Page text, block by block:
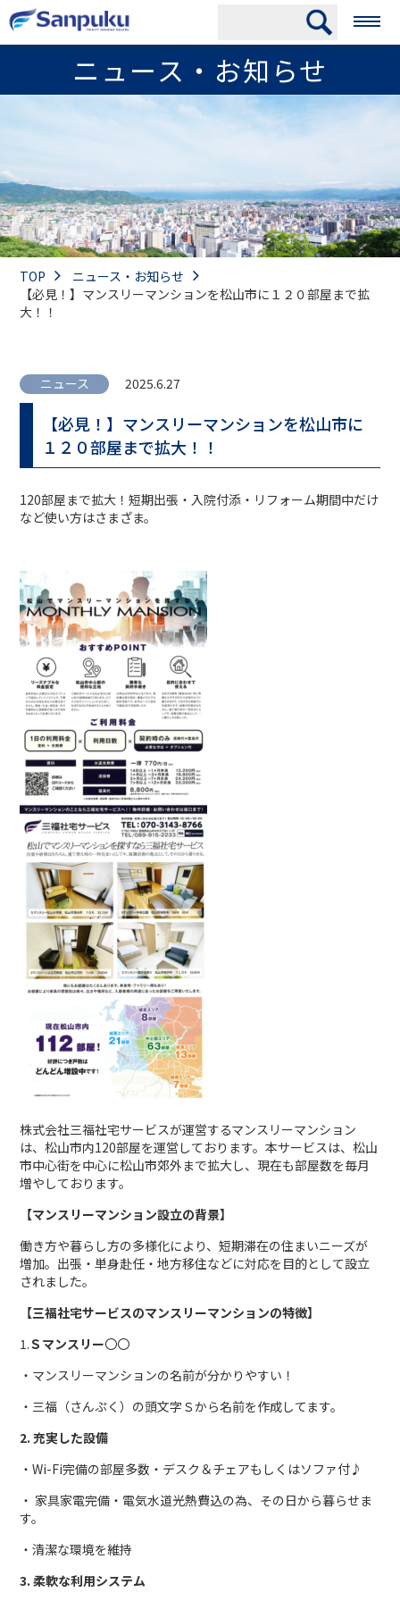
ニュース・お知らせ
TOP
ニュース・お知らせ
【必見！】マンスリーマンションを松山市に１２０部屋まで拡
大！！
ニュース 2025.6.27
【必見！】マンスリーマンションを松山市に
１２０部屋まで拡大！！
120部屋まで拡大！短期出張・入院付添・リフォーム期間中だけ
など使い方はさまざま。
株式会社三福社宅サービスが運営するマンスリーマンション
は、松山市内120部屋を運営しております。本サービスは、松山
市中心街を中心に松山市郊外まで拡大し、現在も部屋数を毎月
増やしております。
【マンスリーマンション設立の背景】
働き方や暮らし方の多様化により、短期滞在の住まいニーズが
増加。出張・単身赴任・地方移住などに対応を目的として設立
されました。
【三福社宅サービスのマンスリーマンションの特徴】
1.Ｓマンスリー〇〇
・マンスリーマンションの名前が分かりやすい！
・三福（さんぷく）の頭文字Ｓから名前を作成してます。
2. 充実した設備
・Wi-Fi完備の部屋多数・デスク＆チェアもしくはソファ付♪
・ 家具家電完備・電気水道光熱費込の為、その日から暮らせま
す。
・清潔な環境を維持
3. 柔軟な利用システム